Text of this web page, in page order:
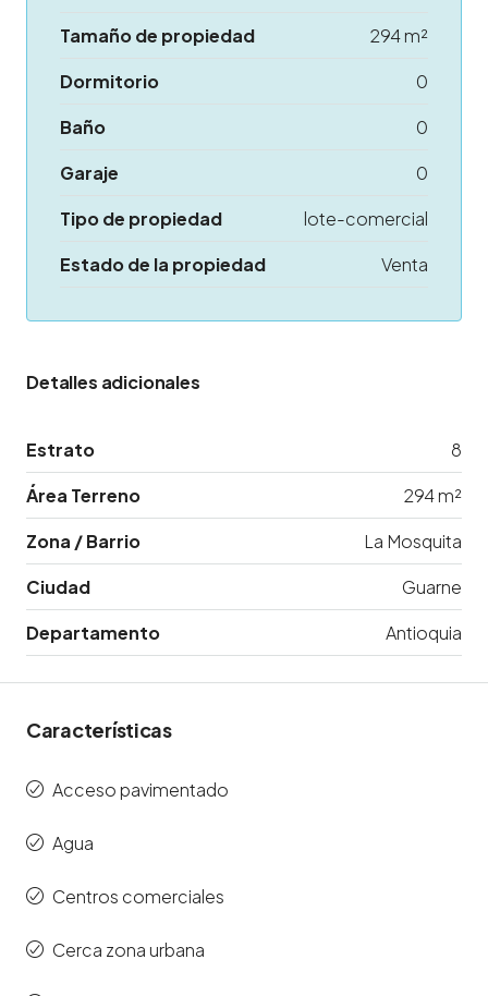
Tamaño de propiedad
294 m²
Dormitorio
0
Baño
0
Garaje
0
Tipo de propiedad
lote-comercial
Estado de la propiedad
Venta
Detalles adicionales
Estrato
8
Área Terreno
294 m²
Zona / Barrio
La Mosquita
Ciudad
Guarne
Departamento
Antioquia
Características
Acceso pavimentado
Agua
Centros comerciales
Cerca zona urbana